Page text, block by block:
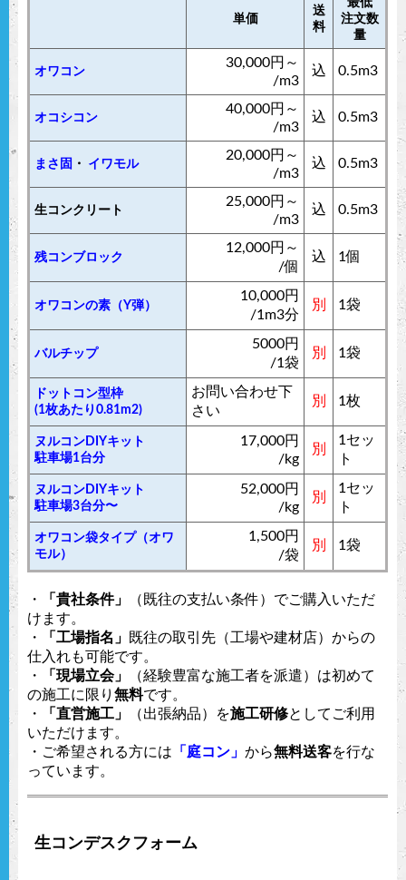
人に注文する場合であっても、お見積りや納
品・無料現場立会など、【生コンビニ】によ
る支援を行っているので安心しておまかせい
ただけます。
オワコン直営施工価格表
100mm厚
〜20㎡まで ¥ 204,000
〜40㎡まで ¥232,000 ¥ 302,000
〜60㎡まで ¥390,000 492,000
免責事項:
単価
送
料
最低
注文数
量
オワコン
30,000円～
/m3
込 0.5m3
オコシコン
40,000円～
/m3
込 0.5m3
まさ固 ・ イワモル
20,000円～
/m3
込 0.5m3
生コンクリート
25,000円～
/m3
込 0.5m3
残コンブロック
12,000円～
/個
込 1個
オワコンの素（Y弾）
10,000円
/1m3分
別 1袋
バルチップ
5000円
/1袋
別 1袋
ドットコン型枠
(1枚あたり0.81m2)
お問い合わせ下
さい
別 1枚
ヌルコンDIYキット
駐車場1台分
17,000円
/kg
別
1セッ
ト
ヌルコンDIYキット
駐車場3台分〜
52,000円
/kg
別
1セッ
ト
オワコン袋タイプ（オワ
モル）
1,500円
/袋
別 1袋
・ 「貴社条件」
（既往の支払い条件）でご購入いただ
けます。
・
「工場指名」
既往の取引先（工場や建材店）からの
仕入れも可能です。
・
「現場立会」
（経験豊富な施工者を派遣）は初めて
の施工に限り 無料です。
・
「直営施工」 （出張納品）を施工研修としてご利用
いただけます。
・ご希望される方には 「庭コン」 から無料送客を行な
っています。
生コンデスクフォーム